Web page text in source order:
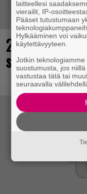
25 kaikkien
laitteellesi
vierailit, IP-
Pääset tutustumaan
Hylkääminen voi
käytettävyyteen.
Jotkin
suostumusta, jos
vastustaa tätä tai
seuraavalla